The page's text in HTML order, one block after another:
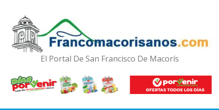
El Portal De San Francisco De Macorís